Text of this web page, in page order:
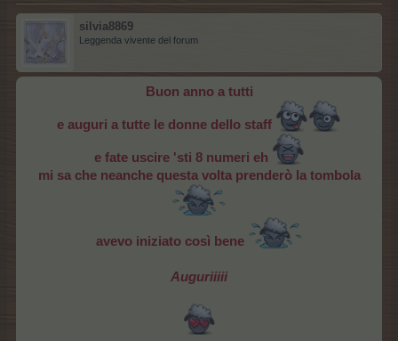
silvia8869
Leggenda vivente del forum
Buon anno a tutti
e auguri a tutte le donne dello staff
e fate uscire 'sti 8 numeri eh
mi sa che neanche questa volta prenderò la tombola
avevo iniziato così bene
Auguriiiii